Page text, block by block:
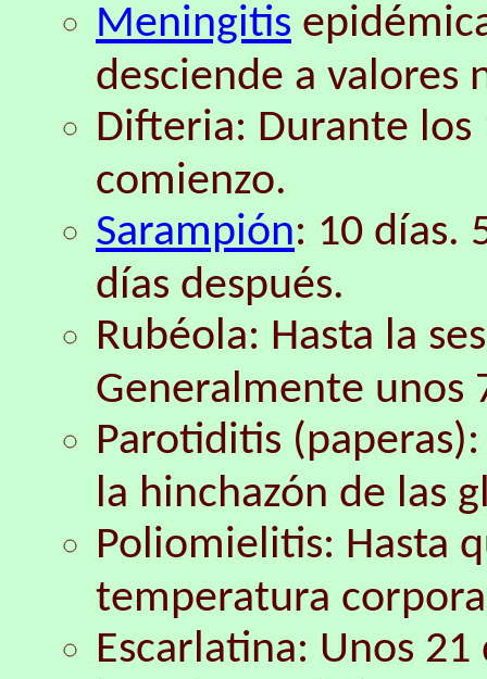
Meningitis
desciende a valores
Difteria: Durante los
comienzo.
Sarampión: 10 días.
días después.
Rubéola: Hasta la
Generalmente unos
Parotiditis
la hinchazón de las
Poliomielitis: Hasta
temperatura
Escarlatina: Unos